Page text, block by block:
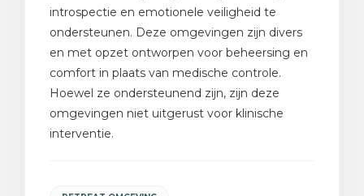
introspectie en emotionele veiligheid te
ondersteunen. Deze omgevingen zijn divers
en met opzet ontworpen voor beheersing en
comfort in plaats van medische controle.
Hoewel ze ondersteunend zijn, zijn deze
omgevingen niet uitgerust voor klinische
interventie.